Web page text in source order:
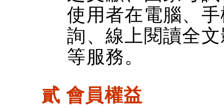
使用者在電腦、
詢、線上閱讀全
等服務。
貳 會員權益